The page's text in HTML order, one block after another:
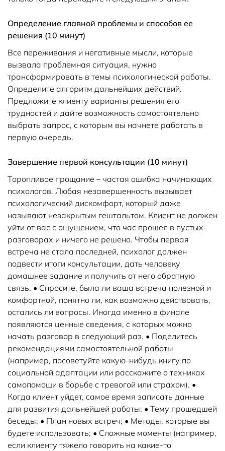
Определение главной проблемы и способов ее
решения (10 минут)
Все переживания и негативные мысли, которые
вызвала проблемная ситуация, нужно
трансформировать в темы психологической работы.
Определите алгоритм дальнейших действий.
Предложите клиенту варианты решения его
трудностей и дайте возможность самостоятельно
выбрать запрос, с которым вы начнете работать в
первую очередь.
Завершение первой консультации (10 минут)
Торопливое прощание – частая ошибка начинающих
психологов. Любая незавершенность вызывает
психологический дискомфорт, который даже
называют незакрытым гештальтом. Клиент не должен
уйти от вас с ощущением, что час прошел в пустых
разговорах и ничего не решено. Чтобы первая
встреча не стала последней, психолог должен
подвести итоги консультации, дать человеку
домашнее задание и получить от него обратную
связь. • Спросите, была ли ваша встреча полезной и
комфортной, понятно ли, как возможно действовать,
остались ли вопросы. Иногда именно в финале
появляются ценные сведения, с которых можно
начать разговор в следующий раз. • Поделитесь
рекомендациями самостоятельной работы
(например, посоветуйте какую-нибудь книгу по
социальной адаптации или расскажите о техниках
самопомощи в борьбе с тревогой или страхом). •
Когда клиент уйдет, самое время записать данные
для развития дальнейшей работы: • Тему прошедшей
беседы; • План новых встреч; • Методы, которые вы
будете использовать; • Сложные моменты (например,
если клиенту тяжело говорить на какие-то